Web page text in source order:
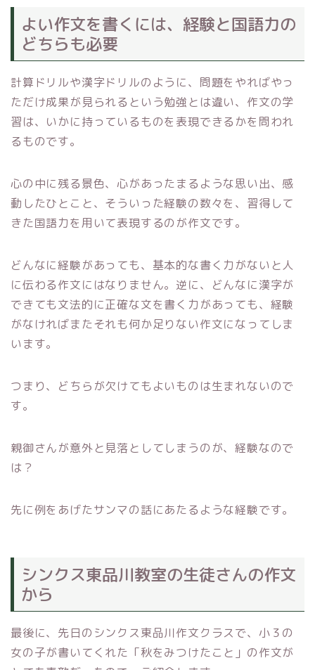
よい作文を書くには、経験と国語力の
どちらも必要
計算ドリルや漢字ドリルのように、問題をやればやっ
ただけ成果が見られるという勉強とは違い、作文の学
習は、いかに持っているものを表現できるかを問われ
るものです。
心の中に残る景色、心があったまるような思い出、感
動したひとこと、そういった経験の数々を、習得して
きた国語力を用いて表現するのが作文です。
どんなに経験があっても、基本的な書く力がないと人
に伝わる作文にはなりません。逆に、どんなに漢字が
できても文法的に正確な文を書く力があっても、経験
がなければまたそれも何か足りない作文になってしま
います。
つまり、どちらが欠けてもよいものは生まれないので
す。
親御さんが意外と見落としてしまうのが、経験なので
は？
先に例をあげたサンマの話にあたるような経験です。
シンクス東品川教室の生徒さんの作文
から
最後に、先日のシンクス東品川作文クラスで、小３の
女の子が書いてくれた「秋をみつけたこと」の作文が